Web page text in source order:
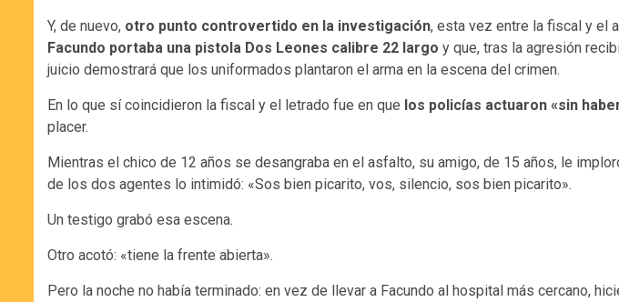
Y, de nuevo, otro punto controvertido en la investigación, esta vez entre la fiscal y el
Facundo portaba una pistola Dos Leones calibre 22 largo y que, tras la agresión
juicio demostrará que los uniformados plantaron el arma en la escena del crimen.
En lo que sí coincidieron la fiscal y el letrado fue en que los policías actuaron «sin
placer.
Mientras el chico de 12 años se desangraba en el asfalto, su amigo, de 15 años, le
de los dos agentes lo intimidó: «Sos bien picarito, vos, silencio, sos bien picarito».
Un testigo grabó esa escena.
Otro acotó: «tiene la frente abierta».
Pero la noche no había terminado: en vez de llevar a Facundo al hospital más cercano,